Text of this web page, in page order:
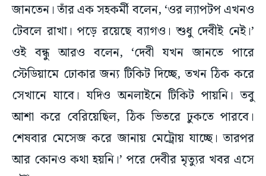
জানতেন। তাঁর এক সহকর্মী বলেন, ‘ওর ল্যাপটপ এখনও
টেবলে রাখা। পড়ে রয়েছে ব্যাগও। শুধু দেবীই নেই।’
ওই বন্ধু আরও বলেন, ‘দেবী যখন জানতে পারে
স্টেডিয়ামে ঢোকার জন্য টিকিট দিচ্ছে, তখন ঠিক করে
সেখানে যাবে। যদিও অনলাইনে টিকিট পায়নি। তবু
আশা করে বেরিয়েছিল, ঠিক ভিতরে ঢুকতে পারবে।
শেষবার মেসেজ করে জানায় মেট্রোয় যাচ্ছে। তারপর
আর কোনও কথা হয়নি।’ পরে দেবীর মৃত্যুর খবর এসে